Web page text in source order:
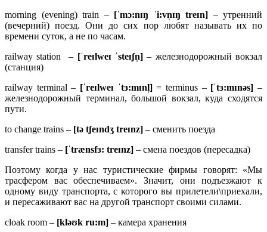
morning (evening) train – [ˈmɔ:nɪŋ ˈi:vn̩ɪŋ treɪn] – утренний
(вечерний) поезд. Они до сих пор любят называть их по
времени суток, а не по часам.
railway station – [ˈreɪlweɪ ˈsteɪʃn̩]– железнодорожный вокзал
(станция)
railway terminal – [ˈreɪlweɪ ˈtɜ:mɪnl̩]= terminus – [ˈtɜ:mɪnəs] –
железнодорожный терминал, большой вокзал, куда сходятся
пути.
to change trains – [tə tʃeɪndʒ treɪnz] – сменить поезда
transfer trains – [ˈtrænsfɜ: treɪnz] – смена поездов (пересадка)
Поэтому когда у нас туристические фирмы говорят: «Мы
трасфером вас обеспечиваем». Значит, они подъезжают к
одному виду транспорта, с которого вы прилетели\приехали,
и пересаживают вас на другой транспорт своими силами.
cloak room – [kləʊk ru:m] – камера хранения